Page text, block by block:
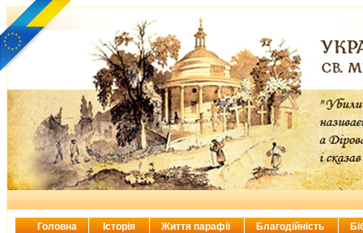
Головна Історія Життя парафії Благодійність